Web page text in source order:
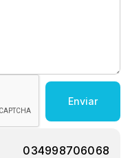
Enviar
034998706068